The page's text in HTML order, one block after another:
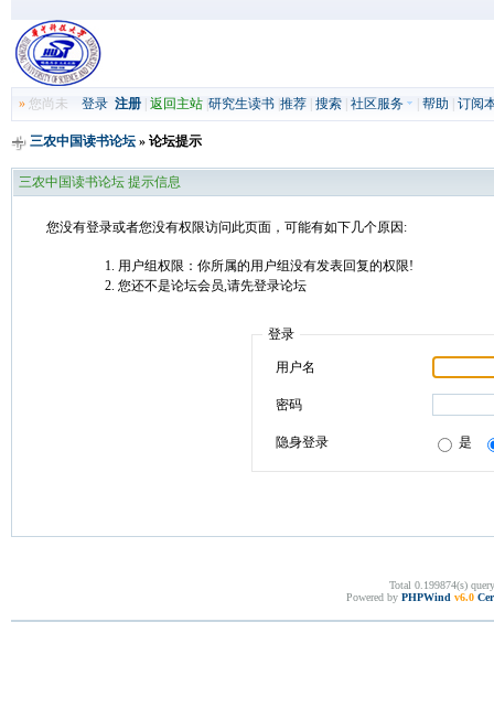
»您尚未 登录 注册| 返回主站| 研究生读书| 推荐| 搜索| 社区服务 帮助 订阅
三农中国读书论坛» 论坛提示
三农中国读书论坛 提示信息
您没有登录或者您没有权限访问此页面，可能有如下几个原因:
用户组权限：你所属的用户组没有发表回复的权限!
您还不是论坛会员,请先登录论坛
登录
用户名
密码
隐身登录 是
Total 0.199874(s)
Powered by PHPWind v6.0